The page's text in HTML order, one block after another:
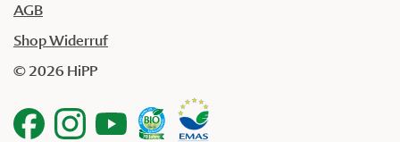
AGB
Shop Widerruf
© 2026 HiPP